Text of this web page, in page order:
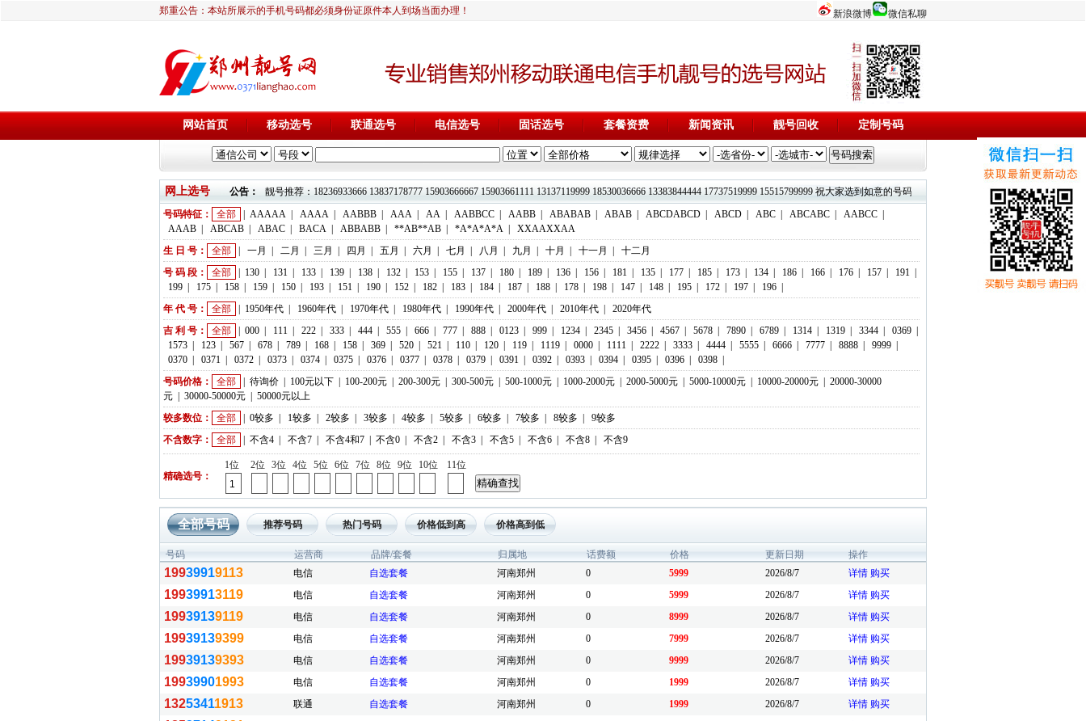
郑重公告：本站所展示的手机号码都必须身份证原件本人到场当面办理！ 新浪微博 微信私聊
网站首页 移动选号 联通选号 电信选号 固话选号 套餐资费 新闻资讯 靓号回收 定制号码
网上选号 公告：
靓号推荐：18236933666 13837178777 15903666667 15903661111 13137119999 18530036666 13383844444 17737519999 15515799999 祝大家选到如意的号码，码到成功！欢迎添加微信客服：
号码特征：
全部 AAAAA AAAA AABBB AAA AA AABBCC AABB ABABAB ABAB ABCDABCD ABCD ABC ABCABC AABCC
AAAB
ABCAB ABAC BACA ABBABB **AB**AB *A*A*A*A
XXAAXXAA
生 日 号：
全部 一月 二月 三月 四月 五月 六月 七月 八月 九月 十月 十一月
十二月
号 码 段：
全部 130 131 133 139 138 132 153 155 137 180 189 136 156 181 135 177 185 173 134 186 166 176 157 191
199
175 158 159 150 193 151 190 152 182 183 184 187 188 178 198 147 148 195 172 197 196
年 代 号：
全部 1950年代 1960年代 1970年代 1980年代 1990年代 2000年代 2010年代
2020年代
吉 利 号：
全部 000 111 222 333 444 555 666 777 888 0123 999 1234 2345 3456 4567 5678 7890 6789 1314 1319 3344 0369
1573
123 567 678 789 168 158 369 520 521 110 120 119 1119 0000 1111 2222 3333 4444 5555 6666 7777 8888 9999
0370
0371 0372 0373 0374 0375 0376 0377 0378 0379 0391 0392 0393 0394 0395 0396 0398
号码价格：
全部 待询价 100元以下 100-200元 200-300元 300-500元 500-1000元 1000-2000元 2000-5000元 5000-10000元 10000-20000元
20000-30000
元
30000-50000元
50000元以上
较多数位：
全部 0较多 1较多 2较多 3较多 4较多 5较多 6较多 7较多 8较多
9较多
不含数字：
全部 不含4 不含7 不含4和7 不含0 不含2 不含3 不含5 不含6 不含8 不含9
精确选号：
1位 2位 3位 4位 5位 6位 7位 8位 9位 10位 11位
全部号码 推荐号码 热门号码 价格低到高 价格高到低
号码 运营商 品牌/套餐 归属地 话费额 价格 更新日期 操作
19939919113 电信 自选套餐 河南郑州 0 5999 2026/8/7 详情 购买
19939913119 电信 自选套餐 河南郑州 0 5999 2026/8/7 详情 购买
19939139119 电信 自选套餐 河南郑州 0 8999 2026/8/7 详情 购买
19939139399 电信 自选套餐 河南郑州 0 7999 2026/8/7 详情 购买
19939139393 电信 自选套餐 河南郑州 0 9999 2026/8/7 详情 购买
19939901993 电信 自选套餐 河南郑州 0 1999 2026/8/7 详情 购买
13253411913 联通 自选套餐 河南郑州 0 1999 2026/8/7 详情 购买